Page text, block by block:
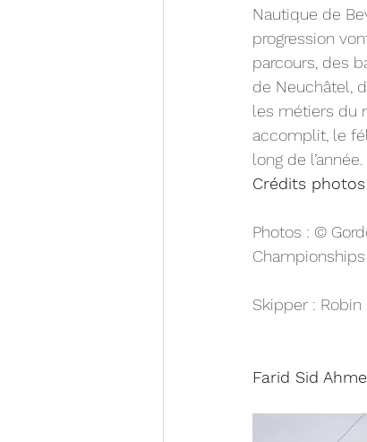
Nautique de
progression
parcours, des
de Neuchâtel,
les métiers du
accomplit, le
long de l’année.
Crédits photos
Photos : ©
Championships
Skipper :
Farid Sid